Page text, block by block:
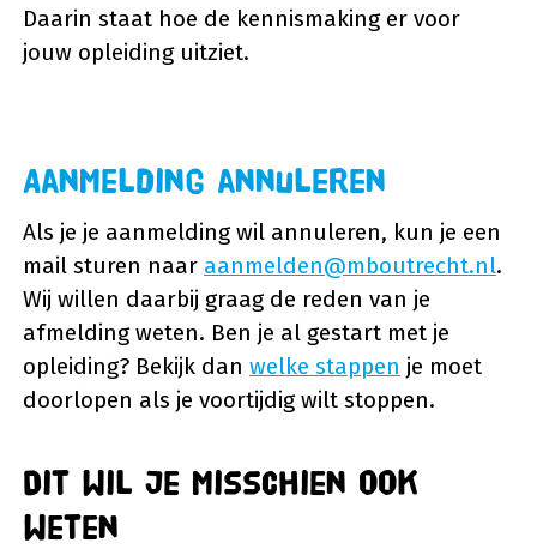
Daarin staat hoe de kennismaking er voor
jouw opleiding uitziet.
Aanmelding annuleren
Als je je aanmelding wil annuleren, kun je een
mail sturen naar aanmelden@mboutrecht.nl.
Wij willen daarbij graag de reden van je
afmelding weten. Ben je al gestart met je
opleiding? Bekijk dan welke stappen je moet
doorlopen als je voortijdig wilt stoppen.
Dit wil je misschien ook
weten